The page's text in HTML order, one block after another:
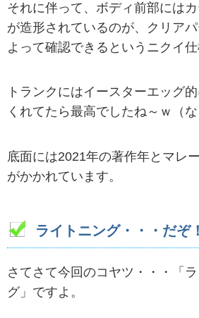
それに伴って、ボディ前部にはカ
が造形されているのが、クリア
よって確認できるというニクイ仕
トランクにはイースターエッグ
くれてたら最高でしたね～ｗ（な
底面には2021年の著作年とマレ
がかかれています。
ライトニング・・・だぞ！
さてさて今回のコヤツ・・・「
グ」ですよ。